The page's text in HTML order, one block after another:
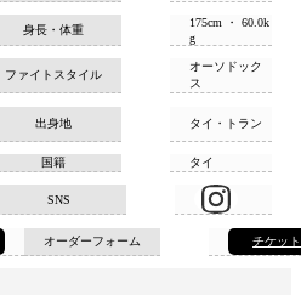
身長・体重
175cm ・ 60.0k
g
ファイトスタイル
オーソドック
ス
出身地 タイ・トラン
国籍 タイ
SNS
オーダーフォーム チケッ